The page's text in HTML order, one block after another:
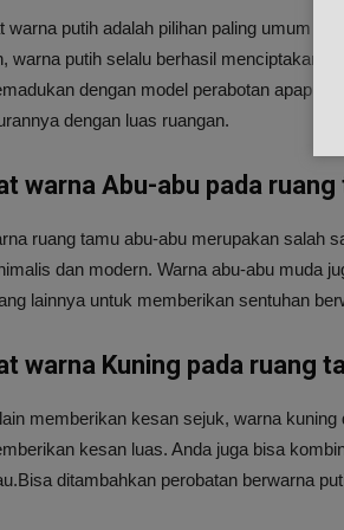
warna putih adalah pilihan paling umum
warna putih selalu berhasil menciptakan
dengan model perabotan
dengan luas ruangan.
warna Abu-abu pada ruang
ruang tamu abu-abu merupakan salah
dan modern. Warna abu-abu muda
lainnya untuk memberikan sentuhan
warna Kuning pada ruang
memberikan kesan sejuk, warna
kesan luas. Anda juga bisa
ditambahkan perobatan berwarna